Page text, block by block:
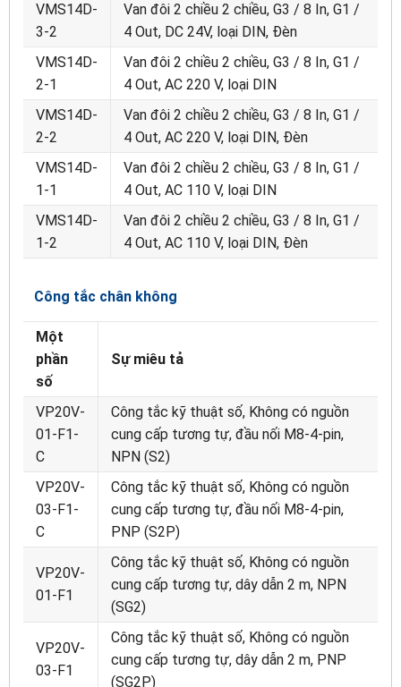
VMS14D-
3-2
Van đôi 2 chiều 2 chiều, G3 / 8 In, G1 /
4 Out, DC 24V, loại DIN, Đèn
VMS14D-
2-1
Van đôi 2 chiều 2 chiều, G3 / 8 In, G1 /
4 Out, AC 220 V, loại DIN
VMS14D-
2-2
Van đôi 2 chiều 2 chiều, G3 / 8 In, G1 /
4 Out, AC 220 V, loại DIN, Đèn
VMS14D-
1-1
Van đôi 2 chiều 2 chiều, G3 / 8 In, G1 /
4 Out, AC 110 V, loại DIN
VMS14D-
1-2
Van đôi 2 chiều 2 chiều, G3 / 8 In, G1 /
4 Out, AC 110 V, loại DIN, Đèn
Công tắc chân không
Một
phần
số
Sự miêu tả
VP20V-
01-F1-
C
Công tắc kỹ thuật số, Không có nguồn
cung cấp tương tự, đầu nối M8-4-pin,
NPN (S2)
VP20V-
03-F1-
C
Công tắc kỹ thuật số, Không có nguồn
cung cấp tương tự, đầu nối M8-4-pin,
PNP (S2P)
VP20V-
01-F1
Công tắc kỹ thuật số, Không có nguồn
cung cấp tương tự, dây dẫn 2 m, NPN
(SG2)
VP20V-
03-F1
Công tắc kỹ thuật số, Không có nguồn
cung cấp tương tự, dây dẫn 2 m, PNP
(SG2P)